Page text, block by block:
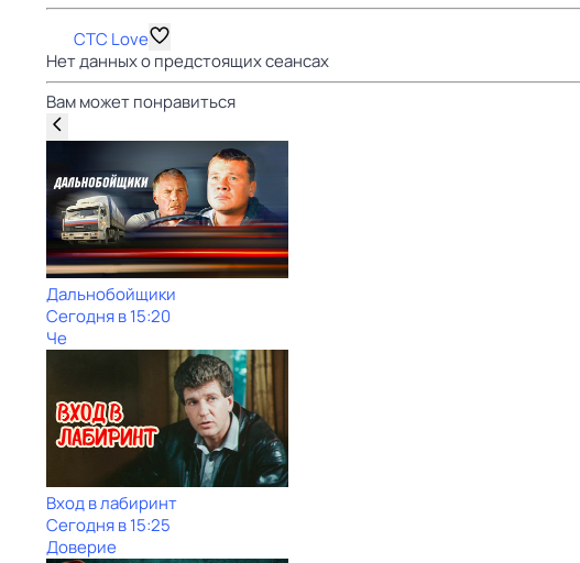
СТС Love
Нет данных о предстоящих сеансах
Вам может понравиться
Дальнобойщики
Сегодня в 15:20
Че
Вход в лабиринт
Сегодня в 15:25
Доверие